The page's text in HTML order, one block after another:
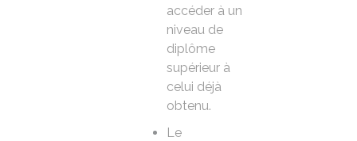
accéder à un
niveau de
diplôme
supérieur à
celui déjà
obtenu.
Le